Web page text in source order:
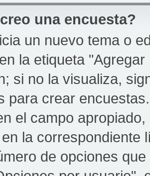
una encuesta?
un nuevo tema o
la etiqueta
si no la visualiza,
para crear
el campo
la correspondiente
de opciones